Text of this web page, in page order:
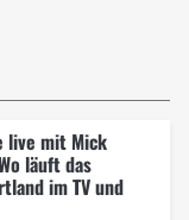
live mit Mick
läuft das
im TV und